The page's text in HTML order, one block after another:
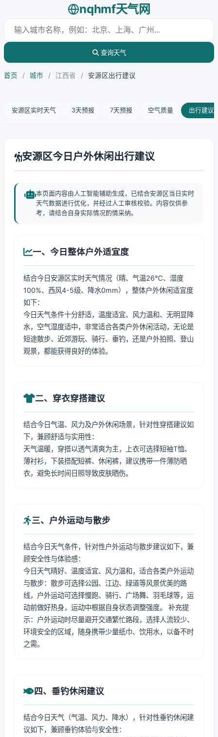
nqhmf天气网
查询天气
首页 / 城市 / 江西省 / 安源区出行建议
安源区实时天气 3天预报 7天预报 空气质量 出行建议
安源区今日户外休闲出行建议
本页面内容由人工智能辅助生成，已结合安源区当日实时
天气数据进行优化，并经过人工审核校验。内容仅供参
考，请结合自身实际情况酌情采纳。
一、今日整体户外适宜度
结合今日安源区实时天气情况（晴、气温26℃、湿度
100%、西风4-5级、降水0mm），整体户外休闲适宜度
如下：
今日天气条件十分舒适，温度适宜、风力温和、无明显降
水，空气湿度适中，非常适合各类户外休闲活动，无论是
短途散步、近郊游玩、骑行、垂钓，还是户外拍照、登山
观景，都能获得良好的体验。
二、穿衣穿搭建议
结合今日气温、风力及户外休闲场景，针对性穿搭建议如
下，兼顾舒适与实用性：
天气温暖，穿搭以透气清爽为主，上衣可选择短袖T恤、
薄衬衫，下装搭配短裤、休闲裤，建议携带一件薄防晒
衣，避免长时间日照导致皮肤晒伤。
三、户外运动与散步
结合今日天气条件，针对性户外运动与散步建议如下，兼
顾安全性与体验感：
今日天气晴好、温度适宜、风力温和，适合各类户外运动
与散步：散步可选择公园、江边、绿道等风景优美的路
线，户外运动可选择慢跑、骑行、广场舞、羽毛球等，运
动前做好热身，运动中根据自身状态调整强度。 补充提
示：户外运动时尽量避开交通繁忙路段，选择人流较少、
环境安全的区域，随身携带少量纸巾、饮用水，以备不时
之需。
四、垂钓休闲建议
结合今日天气（气温、风力、降水），针对性垂钓休闲建
议如下，兼顾垂钓体验与安全性：